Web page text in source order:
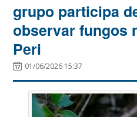
grupo participa
observar fungos
Peri
01/06/2026 15:37